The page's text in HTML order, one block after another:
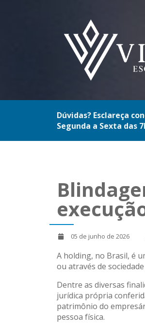
Dúvidas? Esclareça
Segunda a Sexta das
05 de junho de 2026
A holding, no Brasil, é
ou através de
Dentre as diversas
jurídica própria
patrimônio do
pessoa física.